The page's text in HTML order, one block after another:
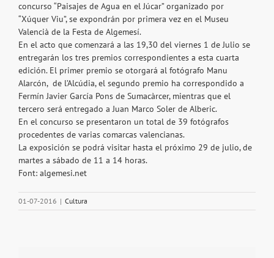
concurso “Paisajes de Agua en el Júcar” organizado por
“Xúquer Viu”, se expondrán por primera vez en el Museu
Valencià de la Festa de Algemesí.
En el acto que comenzará a las 19,30 del viernes 1 de Julio se
entregarán los tres premios correspondientes a esta cuarta
edición. El primer premio se otorgará al fotógrafo Manu
Alarcón, de l’Alcúdia, el segundo premio ha correspondido a
Fermín Javier García Pons de Sumacàrcer, mientras que el
tercero será entregado a Juan Marco Soler de Alberic.
En el concurso se presentaron un total de 39 fotógrafos
procedentes de varias comarcas valencianas.
La exposición se podrá visitar hasta el próximo 29 de julio, de
martes a sábado de 11 a 14 horas.
Font: algemesi.net
01-07-2016 | Cultura